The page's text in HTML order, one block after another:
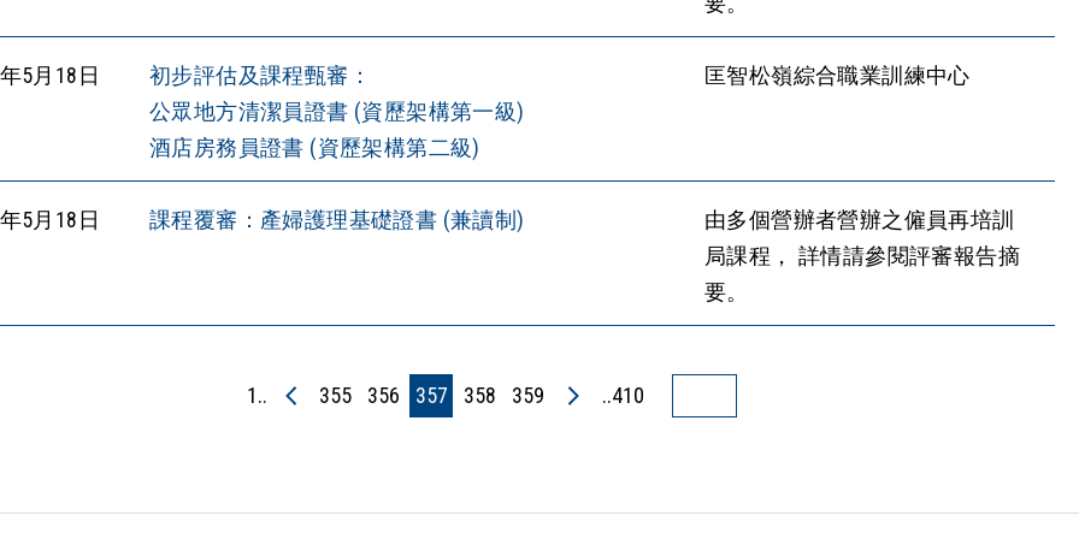
5月18日
初步評估及課程甄審：
公眾地方清潔員證書 (資歷架構第一級)
酒店房務員證書 (資歷架構第二級)
匡智松嶺綜合職業訓練中心
5月18日 課程覆審：產婦護理基礎證書 (兼讀制)
由多個營辦者營辦之僱員再培訓
局課程， 詳情請參閱評審報告摘
要。
1.. 355 356 357 358 359 ..410